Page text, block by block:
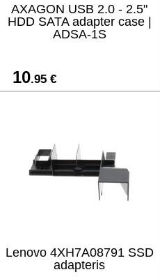
AXAGON USB 2.0 - 2.5"
HDD SATA adapter case |
ADSA-1S
10.95 €
Lenovo 4XH7A08791 SSD
adapteris